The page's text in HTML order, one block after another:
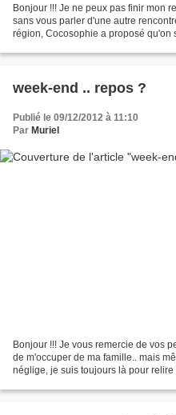
Bonjour !!! Je ne peux pas finir mon
sans vous parler d'une autre
région, Cocosophie a proposé qu'on
week-end .. repos ?
Publié le 09/12/2012 à 11:10
Par Muriel
Bonjour !!! Je vous remercie de vos
de m'occuper de ma famille.. mais
néglige, je suis toujours là pour